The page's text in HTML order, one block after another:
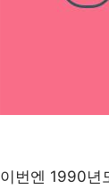
이번엔 1990년